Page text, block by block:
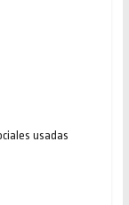
usadas